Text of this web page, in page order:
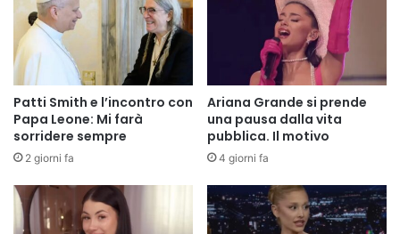
Patti Smith e l’incontro con
Papa Leone: Mi farà
sorridere sempre
2 giorni fa
Ariana Grande si prende
una pausa dalla vita
pubblica. Il motivo
4 giorni fa